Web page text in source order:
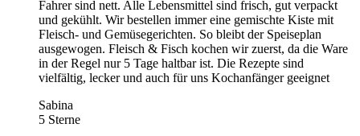
Fahrer sind nett. Alle Lebensmittel sind frisch, gut verpackt
und gekühlt. Wir bestellen immer eine gemischte Kiste mit
Fleisch- und Gemüsegerichten. So bleibt der Speiseplan
ausgewogen. Fleisch & Fisch kochen wir zuerst, da die Ware
in der Regel nur 5 Tage haltbar ist. Die Rezepte sind
vielfältig, lecker und auch für uns Kochanfänger geeignet
Sabina
5 Sterne